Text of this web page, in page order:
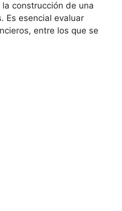
construcción de una‌
Es ⁣esencial evaluar
entre los que‍ se